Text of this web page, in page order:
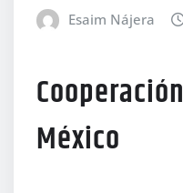
Esaim Nájera
México